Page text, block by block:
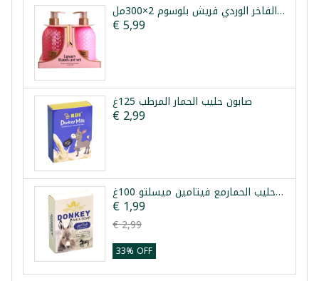
طقم العناية باليدين الفاخر الوردي فريش بلوسوم 2×300مل
€ 5,99
صابون حليب الحمار المرطب 125غ
€ 2,99
صابون حليب الحمارمع فيتامين ميسلتو 100غ
€ 1,99
€ 2,99
33% OFF